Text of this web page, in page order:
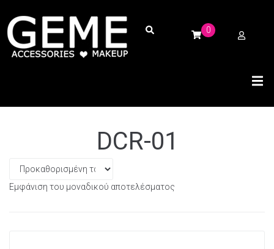
0
DCR-01
Εμφάνιση του μοναδικού αποτελέσματος